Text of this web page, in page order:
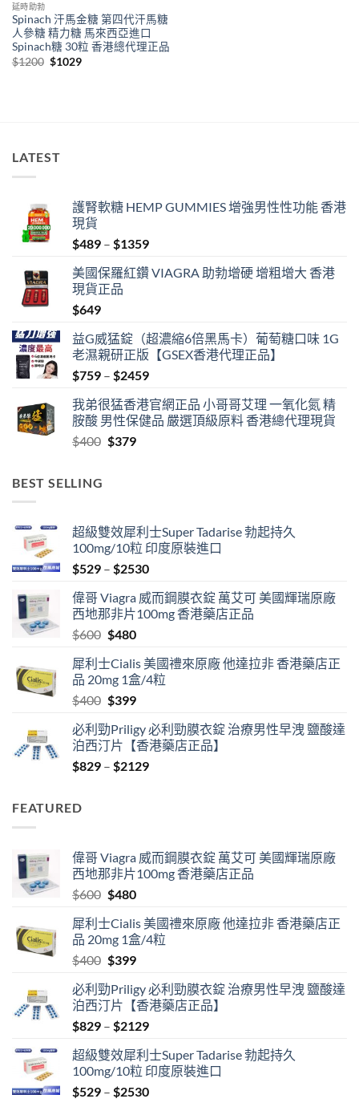
延時助勃
Spinach 汗馬金糖 第四代汗馬糖
人參糖 精力糖 馬來西亞進口
Spinach糖 30粒 香港總代理正品
$1200 Original
$1029Current
LATEST
護腎軟糖 HEMP GUMMIES 增強男性性功能 香港
現貨
$489 – $1359Price
$489
美國保羅紅鑽 VIAGRA 助勃增硬 增粗增大 香港
現貨正品
$649
益G威猛錠（超濃縮6倍黑馬卡）葡萄糖口味 1G
老濕親研正版【GSEX香港代理正品】
$759 – $2459Price
$759
through
我弟很猛香港官網正品 小哥哥艾理 一氧化氮 精
胺酸 男性保健品 嚴選頂級原料 香港總代理現貨
$400 Original
$379Current
BEST SELLING
超級雙效犀利士Super Tadarise 勃起持久
100mg/10粒 印度原裝進口
$529 – $2530Price
$529
through
偉哥 Viagra 威而鋼膜衣錠 萬艾可 美國輝瑞原廠
西地那非片100mg 香港藥店正品
$600 Original
was:
$600.
$480Current
is:
$480.
犀利士Cialis 美國禮來原廠 他達拉非 香港藥店正
品 20mg 1盒/4粒
$400 Original
was:
$400.
$399Current
is:
$399.
必利勁Priligy 必利勁膜衣錠 治療男性早洩 鹽酸達
泊西汀片【香港藥店正品】
$829 – $2129Price
FEATURED
偉哥 Viagra 威而鋼膜衣錠 萬艾可 美國輝瑞原廠
西地那非片100mg 香港藥店正品
$600 Original
was:
$600.
$480Current
is:
$480.
犀利士Cialis 美國禮來原廠 他達拉非 香港藥店正
品 20mg 1盒/4粒
$400 Original
was:
$400.
$399Current
is:
$399.
必利勁Priligy 必利勁膜衣錠 治療男性早洩 鹽酸達
泊西汀片【香港藥店正品】
$829 – $2129Price
$829
through
$2129
超級雙效犀利士Super Tadarise 勃起持久
100mg/10粒 印度原裝進口
$529 – $2530Price